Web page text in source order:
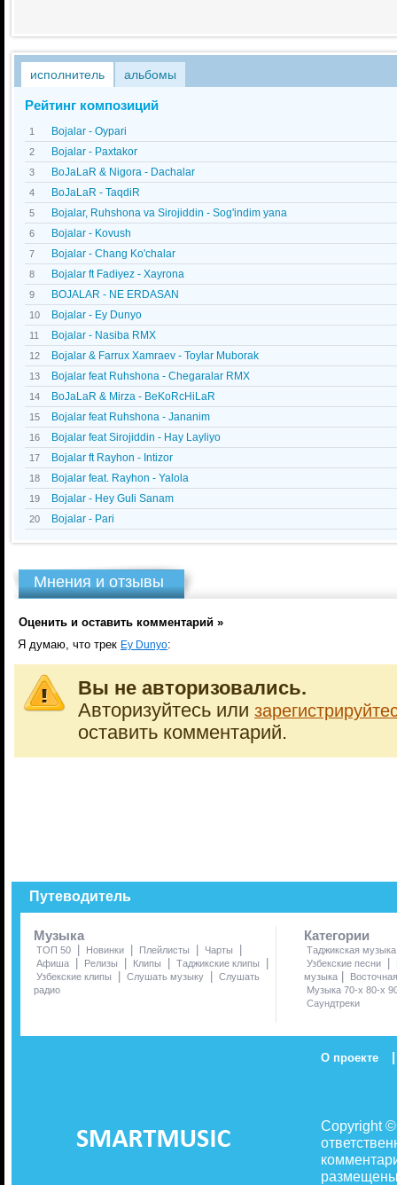
исполнитель альбомы
Рейтинг композиций
1 Bojalar - Oypari
2 Bojalar - Paxtakor
3 BoJaLaR & Nigora - Dachalar
4 BoJaLaR - TaqdiR
5 Bojalar, Ruhshona va Sirojiddin - Sog'indim yana
6 Bojalar - Kovush
7 Bojalar - Chang Ko'chalar
8 Bojalar ft Fadiyez - Xayrona
9 BOJALAR - NE ERDASAN
10 Bojalar - Ey Dunyo
11 Bojalar - Nasiba RMX
12 Bojalar & Farrux Xamraev - Toylar Muborak
13 Bojalar feat Ruhshona - Chegaralar RMX
14 BoJaLaR & Mirza - BeKoRcHiLaR
15 Bojalar feat Ruhshona - Jananim
16 Bojalar feat Sirojiddin - Hay Layliyo
17 Bojalar ft Rayhon - Intizor
18 Bojalar feat. Rayhon - Yalola
19 Bojalar - Hey Guli Sanam
20 Bojalar - Pari
Мнения и отзывы
Оценить и оставить комментарий »
Я думаю, что трек Ey Dunyo:
Вы не авторизовались.
Авторизуйтесь или
оставить комментарий.
Путеводитель
Музыка
ТОП 50 | Новинки | Плейлисты | Чарты |
Афиша | Релизы | Клипы | Таджикские клипы |
Узбекские клипы | Слушать музыку | Слушать
радио
Категории
Таджикская музыка
Узбекские песни
|
музыка |
Музыка 70-х 80-х
Саундтреки
О проекте |
Copyright
размещены